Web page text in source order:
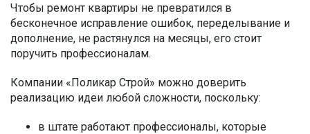
Чтобы ремонт квартиры не превратился в
бесконечное исправление ошибок, переделывание и
дополнение, не растянулся на месяцы, его стоит
поручить профессионалам.
Компании «Поликар Строй» можно доверить
реализацию идеи любой сложности, поскольку:
в штате работают профессионалы, которые